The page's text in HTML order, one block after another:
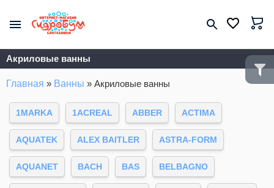
Акриловые ванны
Главная » Ванны » Акриловые ванны
1MARKA 1ACREAL ABBER ACTIMA
AQUATEK ALEX BAITLER ASTRA-FORM
AQUANET BACH BAS BELBAGNO